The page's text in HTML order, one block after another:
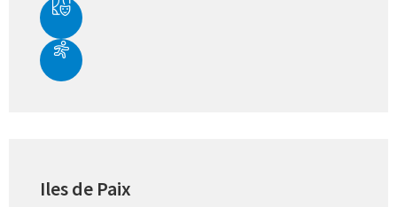
Iles de Paix